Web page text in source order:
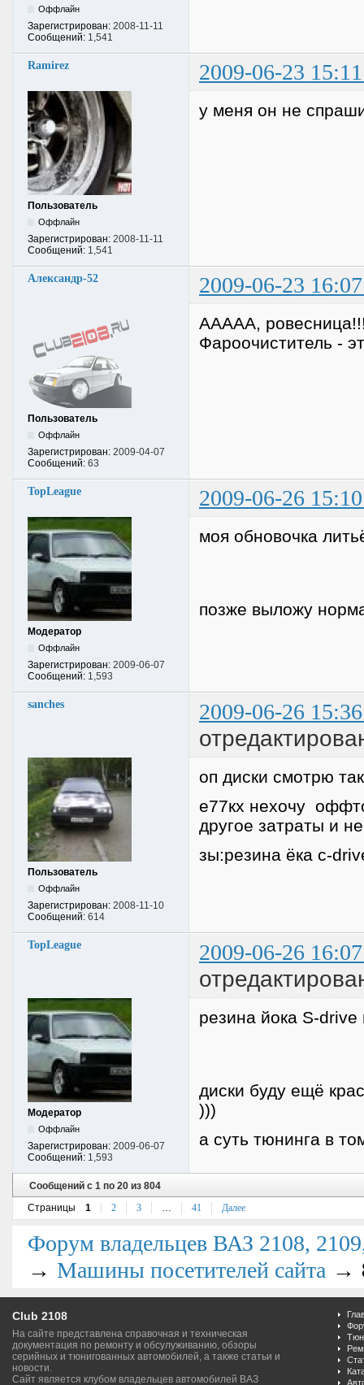
Оффлайн
Зарегистрирован: 2008-11-11
Сообщений: 1,541
Ramirez 2009-06-23
Пользователь
Оффлайн
Зарегистрирован: 2008-11-11
Сообщений: 1,541
у меня он не
Александр-52 2009-06-23
Пользователь
Оффлайн
Зарегистрирован: 2009-04-07
Сообщений: 63
ААААА,
Фароочиститель -
TopLeague 2009-06-26
Модератор
Оффлайн
Зарегистрирован: 2009-06-07
Сообщений: 1,593
моя обновочка
позже выложу
sanches 2009-06-26
Пользователь
Оффлайн
Зарегистрирован: 2008-11-10
Сообщений: 614
оп диски смотрю
е77кх нехочу
другое затраты и
зы:резина ёка c-
TopLeague 2009-06-26
Модератор
Оффлайн
Зарегистрирован: 2009-06-07
Сообщений: 1,593
резина йока S-
диски буду ещё
)))
а суть тюнинга в
Сообщений с 1 по 20 из 804
Страницы
1 2 3 … 41 Далее
Форум владельцев ВАЗ 2108,
→ Машины посетителей сайта →
Club 2108
На сайте представлена справочная и техническая
документация по ремонту и обсулуживанию, обзоры
серийных и тюнигованных автомобилей, а также статьи и
новости.
Сайт является клубом владельцев автомобилей ВАЗ